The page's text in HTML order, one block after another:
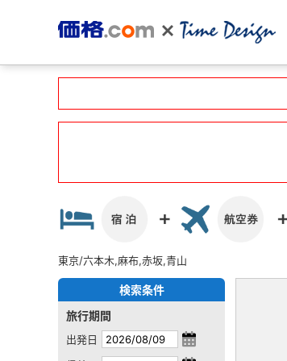
東京/六本木,麻布,赤坂,青山
検索条件
旅行期間
出発日